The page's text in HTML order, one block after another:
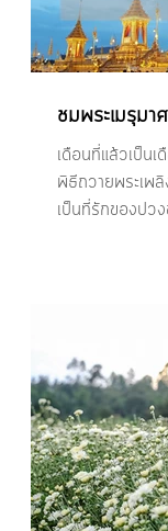
ชมพระเมรุม
เดือนที่แล้วเป็นเ
พิธีถวายพระเพ
เป็นที่รักของปวง